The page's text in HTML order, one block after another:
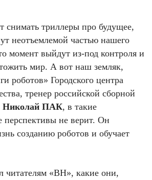
снимать триллеры про будущее,
неотъемлемой частью нашего
момент выйдут из-под контроля и
мир. А вот наш земляк,
роботов» Городского центра
тренер российской сборной
Николай ПАК, в такие
перспективы не верит. Он
созданию роботов и обучает
читателям «ВН», какие они,